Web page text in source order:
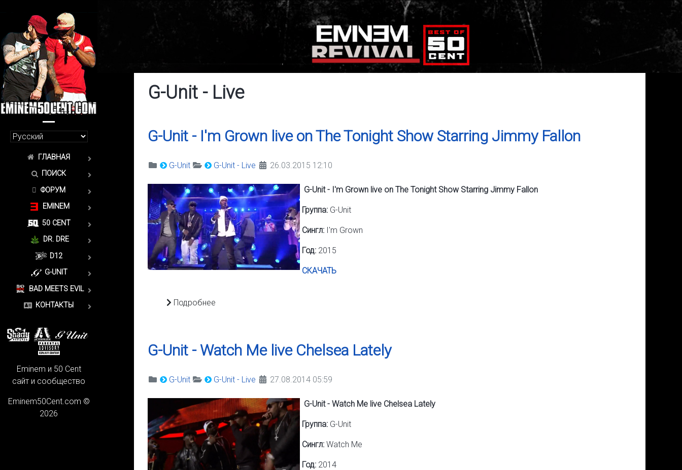
G-Unit - Live
G-Unit - I'm Grown live on The Tonight Show Starring Jimmy Fallon
G-Unit G-Unit - Live 26.03.2015 12:10
G-Unit - I'm Grown live on The Tonight Show Starring Jimmy Fallon
Группа: G-Unit
Сингл: I'm Grown
Год: 2015
СКАЧАТЬ
Подробнее
G-Unit - Watch Me live Chelsea Lately
G-Unit G-Unit - Live 27.08.2014 05:59
G-Unit - Watch Me live Chelsea Lately
Группа: G-Unit
Сингл: Watch Me
Год: 2014
ГЛАВНАЯ
ПОИСК
ФОРУМ
EMINEM
50 CENT
DR. DRE
D12
G-UNIT
BAD MEETS EVIL
КОНТАКТЫ
Eminem и 50 Cent
сайт и сообщество
Eminem50Cent.com ©
2026